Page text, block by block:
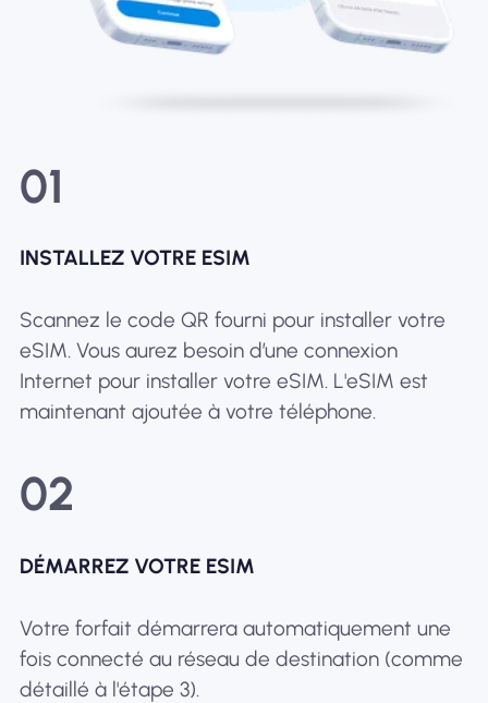
01
INSTALLEZ VOTRE ESIM
Scannez le code QR fourni pour installer votre
eSIM. Vous aurez besoin d’une connexion
Internet pour installer votre eSIM. L'eSIM est
maintenant ajoutée à votre téléphone.
02
DÉMARREZ VOTRE ESIM
Votre forfait démarrera automatiquement une
fois connecté au réseau de destination (comme
détaillé à l'étape 3).